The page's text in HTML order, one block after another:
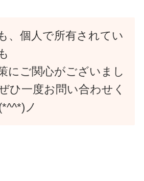
、個人で所有されてい
にご関心がございまし
ひ一度お問い合わせく
ノ